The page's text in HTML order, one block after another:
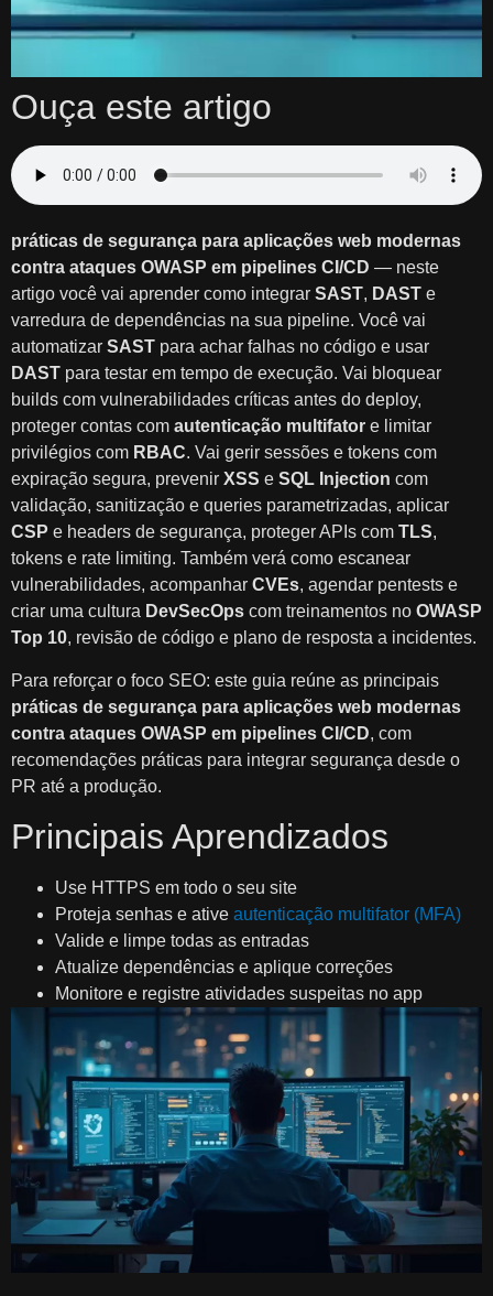
Ouça este artigo
práticas de segurança para aplicações web modernas
contra ataques OWASP em pipelines CI/CD — neste
artigo você vai aprender como integrar SAST, DAST e
varredura de dependências na sua pipeline. Você vai
automatizar SAST para achar falhas no código e usar
DAST para testar em tempo de execução. Vai bloquear
builds com vulnerabilidades críticas antes do deploy,
proteger contas com autenticação multifator e limitar
privilégios com RBAC. Vai gerir sessões e tokens com
expiração segura, prevenir XSS e SQL Injection com
validação, sanitização e queries parametrizadas, aplicar
CSP e headers de segurança, proteger APIs com TLS,
tokens e rate limiting. Também verá como escanear
vulnerabilidades, acompanhar CVEs, agendar pentests e
criar uma cultura DevSecOps com treinamentos no OWASP
Top 10, revisão de código e plano de resposta a incidentes.
Para reforçar o foco SEO: este guia reúne as principais
práticas de segurança para aplicações web modernas
contra ataques OWASP em pipelines CI/CD, com
recomendações práticas para integrar segurança desde o
PR até a produção.
Principais Aprendizados
Use HTTPS em todo o seu site
Proteja senhas e ative autenticação multifator (MFA)
Valide e limpe todas as entradas
Atualize dependências e aplique correções
Monitore e registre atividades suspeitas no app